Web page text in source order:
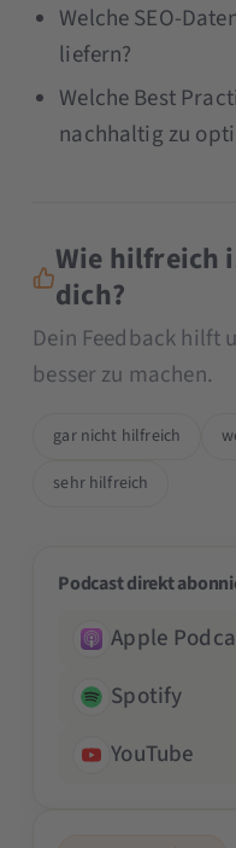
Welche SEO-
liefern?
Welche Best
nachhaltig zu
Wie hilfreich
dich?
Dein Feedback hilft
besser zu machen.
gar nicht hilfreich
sehr hilfreich
Podcast direkt
Apple
Spotify
YouTube